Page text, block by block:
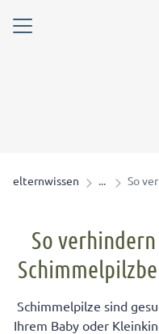
elternwissen So
So
Schimmelpilze sind
Ihrem Baby oder